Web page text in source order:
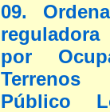
09.
por
Público